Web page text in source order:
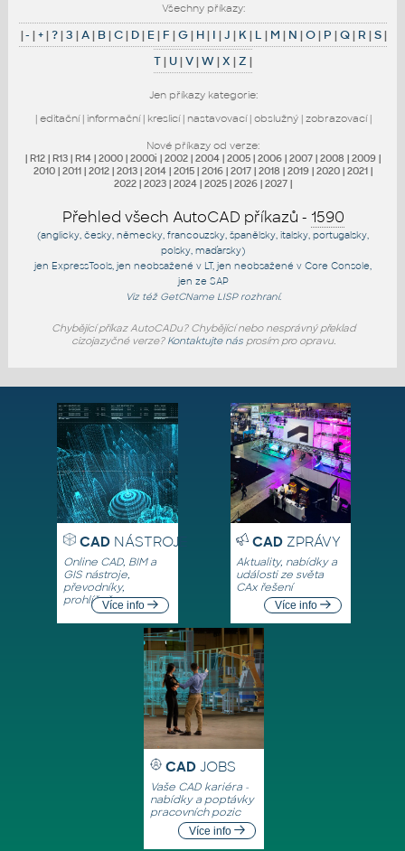
Všechny příkazy:
|- |+|?|3 |A| B|C| D| E| F |G| H| I |J | K| L | M | N |O| P |Q| R |S|
T| U|V|W|X |Z |
Jen příkazy kategorie:
| editační| informační| kreslicí| nastavovací| obslužný| zobrazovací|
Nové příkazy od verze:
| R12 | R13 | R14 | 2000 | 2000i | 2002 | 2004 | 2005 | 2006 | 2007 | 2008 | 2009 |
2010 | 2011 | 2012 | 2013 | 2014 | 2015 | 2016 | 2017 | 2018 | 2019 | 2020 | 2021 |
2022 | 2023 | 2024 | 2025 | 2026 | 2027 |
Přehled všech AutoCAD příkazů - 1590
(anglicky, česky, německy, francouzsky, španělsky, italsky, portugalsky,
polsky, maďarsky)
jen ExpressTools , jen neobsažené v LT, jen neobsažené v Core Console
jen ze SAP
Viz též GetCNameLISP rozhraní.
Chybějící příkaz AutoCADu? Chybějící nebo nesprávný překlad
cizojazyčné verze? Kontaktujte násprosím pro opravu.
CADNÁSTROJE
Online CAD, BIM a
GIS nástroje,
převodníky,
prohlížečeVíce info
CADZPRÁVY
Aktuality, nabídky a
události ze světa
CAx řešení
Více info
CAD JOBS
Vaše CAD kariéra -
nabídky a poptávky
pracovních pozic
Více info